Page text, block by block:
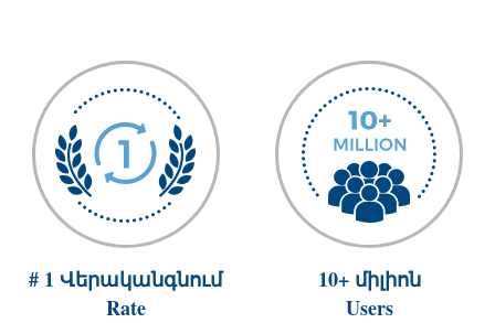
# 1 Վերականգնում
Rate
10+ միլիոն
Users